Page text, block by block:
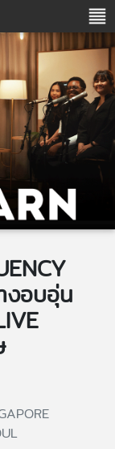
งอบอุ่น